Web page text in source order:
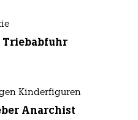
Triebabfuhr
Kinderfiguren
Anarchist